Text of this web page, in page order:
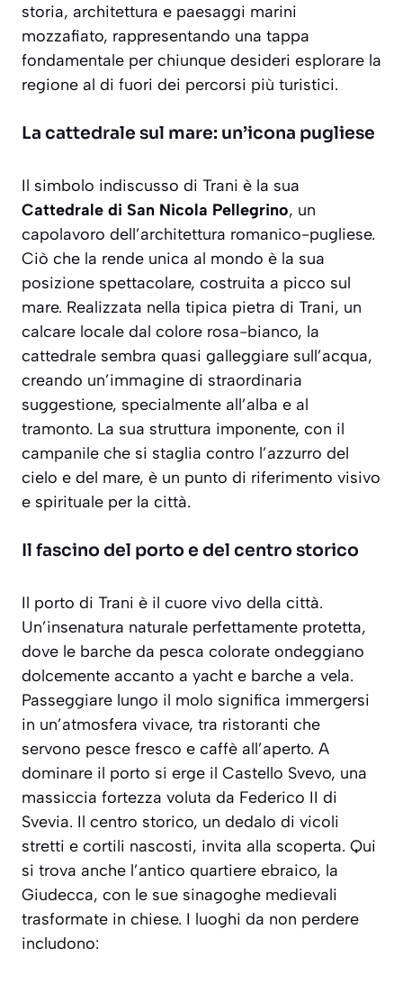
storia, architettura e paesaggi marini
mozzafiato, rappresentando una tappa
fondamentale per chiunque desideri esplorare la
regione al di fuori dei percorsi più turistici.
La cattedrale sul mare: un’icona pugliese
Il simbolo indiscusso di Trani è la sua
Cattedrale di San Nicola Pellegrino, un
capolavoro dell’architettura romanico-pugliese.
Ciò che la rende unica al mondo è la sua
posizione spettacolare, costruita a picco sul
mare. Realizzata nella tipica pietra di Trani, un
calcare locale dal colore rosa-bianco, la
cattedrale sembra quasi galleggiare sull’acqua,
creando un’immagine di straordinaria
suggestione, specialmente all’alba e al
tramonto. La sua struttura imponente, con il
campanile che si staglia contro l’azzurro del
cielo e del mare, è un punto di riferimento visivo
e spirituale per la città.
Il fascino del porto e del centro storico
Il porto di Trani è il cuore vivo della città.
Un’insenatura naturale perfettamente protetta,
dove le barche da pesca colorate ondeggiano
dolcemente accanto a yacht e barche a vela.
Passeggiare lungo il molo significa immergersi
in un’atmosfera vivace, tra ristoranti che
servono pesce fresco e caffè all’aperto. A
dominare il porto si erge il Castello Svevo, una
massiccia fortezza voluta da Federico II di
Svevia. Il centro storico, un dedalo di vicoli
stretti e cortili nascosti, invita alla scoperta. Qui
si trova anche l’antico quartiere ebraico, la
Giudecca, con le sue sinagoghe medievali
trasformate in chiese. I luoghi da non perdere
includono: